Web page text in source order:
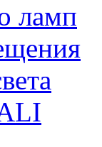
ламп